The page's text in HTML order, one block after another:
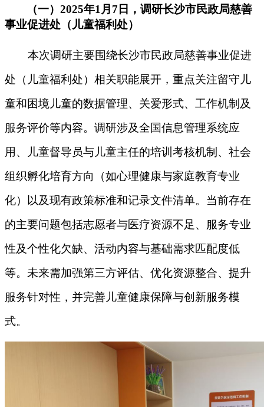
（一）2025年1月7日，调研长沙市民政局慈善
事业促进处（儿童福利处）
本次调研主要围绕长沙市民政局慈善事业促进
处（儿童福利处）相关职能展开，重点关注留守儿
童和困境儿童的数据管理、关爱形式、工作机制及
服务评价等内容。调研涉及全国信息管理系统应
用、儿童督导员与儿童主任的培训考核机制、社会
组织孵化培育方向（如心理健康与家庭教育专业
化）以及现有政策标准和记录文件清单。当前存在
的主要问题包括志愿者与医疗资源不足、服务专业
性及个性化欠缺、活动内容与基础需求匹配度低
等。未来需加强第三方评估、优化资源整合、提升
服务针对性，并完善儿童健康保障与创新服务模
式。